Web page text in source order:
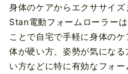
身体のケアからエクササイ
Stan電動フォームローラー
ことで自宅で手軽に身体のケ
体が硬い方、姿勢が気にな
い方などに特に有効なフォー